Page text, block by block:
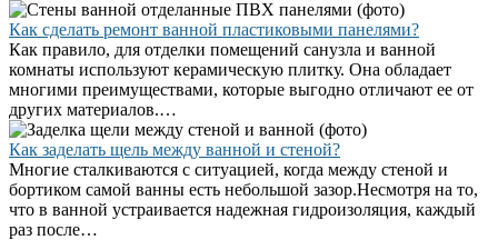
Как сделать ремонт ванной пластиковыми панелями?
Как правило, для отделки помещений санузла и ванной
комнаты используют керамическую плитку. Она обладает
многими преимуществами, которые выгодно отличают ее от
других материалов.…
Как заделать щель между ванной и стеной?
Многие сталкиваются с ситуацией, когда между стеной и
бортиком самой ванны есть небольшой зазор.Несмотря на то,
что в ванной устраивается надежная гидроизоляция, каждый
раз после…